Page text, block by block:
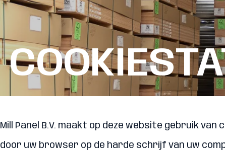
Mill Panel B.V. maakt op deze website gebruik
door uw browser op de harde schrijf van uw